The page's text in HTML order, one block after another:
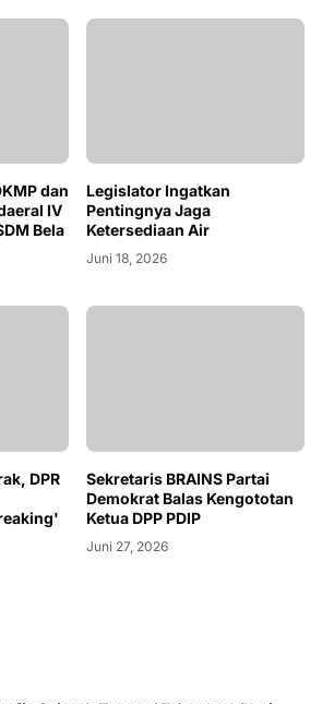
dan
IV
Bela
Legislator Ingatkan
Pentingnya Jaga
Ketersediaan Air
Juni 18, 2026
DPR
Sekretaris BRAINS Partai
Demokrat Balas Kengototan
Ketua DPP PDIP
Juni 27, 2026